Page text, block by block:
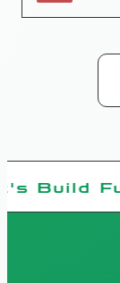
Build